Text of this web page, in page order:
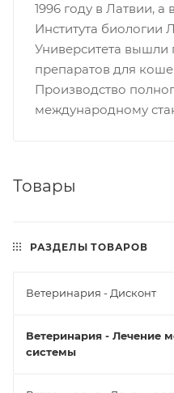
1996 году в Латвии, а
Института биологии
Университета
препаратов для
Производство
международному
Товары
РАЗДЕЛЫ ТОВАРОВ
Ветеринария - Дисконт
Ветеринария - Лечение
системы